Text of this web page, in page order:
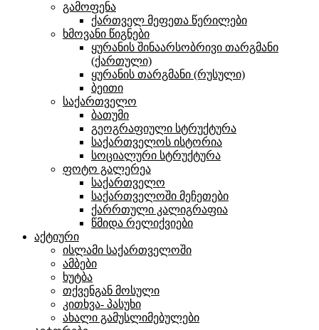
გამოფენა
ქართველ მეფეთა წერილები
ხმოვანი წიგნები
ყურანის შინაარსობრივი თარგმანი
(ქართული)
ყურანის თარგმანი (რუსული)
ბეითი
საქართველო
ბათუმი
გეოგრაფიული სტრუქტურა
საქართველოს ისტორია
სოციალური სტრუქტურა
ფოტო გალერეა
საქართველო
საქართველოში მეჩეთები
ქარრთული კალიგრაფია
წმიდა რელიქვიები
აქტიური
ისლამი საქართველოში
ამბები
ხუტბა
თქვენგან მოსული
კითხვა- პასუხი
ახალი გამუსლიმებულები